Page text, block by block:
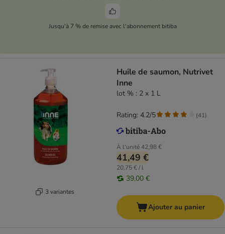
Jusqu'à 7 % de remise avec l'abonnement bitiba
3 variantes
Huile de saumon, Nutrivet
Inne
lot % : 2 x 1 L
À l'unité42,98 €
41,49 €
20,75 € / l
39,00 €
Rating: 4.2/5 (41)
Ajouter au panier